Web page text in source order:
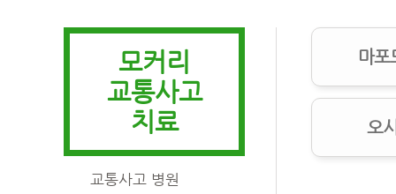
모커리
교통사고
치료
교통사고 병원
마포
오